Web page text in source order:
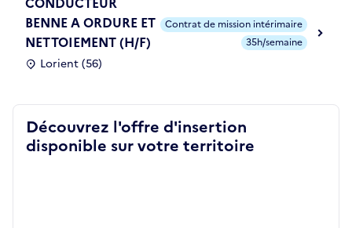
BENNE A ORDURE ET
NETTOIEMENT (H/F)
Lorient (56)
Contrat de mission intérimaire
35h/semaine
Découvrez l'offre d'insertion
disponible sur votre territoire